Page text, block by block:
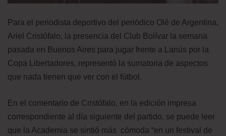
Para el periodista deportivo del periódico Olé de Argentina,
Ariel Cristófalo, la presencia del Club Bolívar la semana
pasada en Buenos Aires para jugar frente a Lanús por la
Copa Libertadores, representó la sumatoria de aspectos
que nada tienen que ver con el fútbol.
En el comentario de Cristófalo, en la edición impresa
correspondiente al día siguiente del partido, se puede leer
que la Academia se sintió más cómoda “en un festival de